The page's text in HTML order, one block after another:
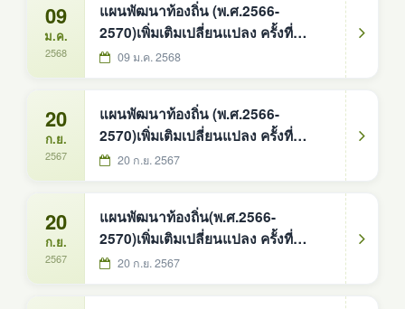
09
ม.ค.
2568
แผนพัฒนาท้องถิ่น (พ.ศ.2566-
2570)เพิ่มเติมเปลี่ยนแปลง ครั้งที่
1/256809 ม.ค. 2568
20
ก.ย.
2567
แผนพัฒนาท้องถิ่น (พ.ศ.2566-
2570)เพิ่มเติมเปลี่ยนแปลง ครั้งที่
3/256720 ก.ย. 2567
20
ก.ย.
2567
แผนพัฒนาท้องถิ่น(พ.ศ.2566-
2570)เพิ่มเติมเปลี่ยนแปลง ครั้งที่
4/256720 ก.ย. 2567